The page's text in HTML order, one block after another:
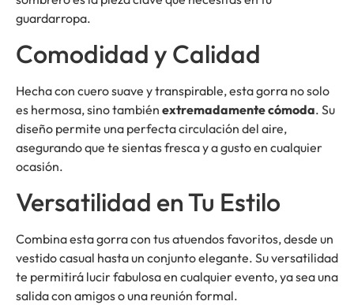
guardarropa.
Comodidad y Calidad
Hecha con cuero suave y transpirable, esta gorra no solo
es hermosa, sino también extremadamente cómoda. Su
diseño permite una perfecta circulación del aire,
asegurando que te sientas fresca y a gusto en cualquier
ocasión.
Versatilidad en Tu Estilo
Combina esta gorra con tus atuendos favoritos, desde un
vestido casual hasta un conjunto elegante. Su versatilidad
te permitirá lucir fabulosa en cualquier evento, ya sea una
salida con amigos o una reunión formal.